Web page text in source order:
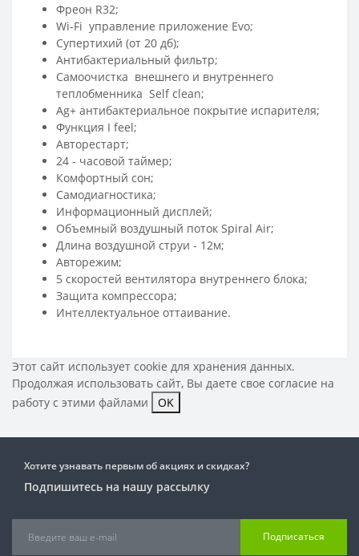
Фреон R32;
Wi-Fi управление приложение Evo;
Супертихий (от 20 дб);
Антибактериальный фильтр;
Самоочистка внешнего и внутреннего
теплобменника Self clean;
Ag+ антибактериальное покрытие испарителя;
Функция I feel;
Авторестарт;
24 - часовой таймер;
Комфортный сон;
Самодиагностика;
Информационный дисплей;
Объемный воздушный поток Spiral Air;
Длина воздушной струи - 12м;
Авторежим;
5 скоростей вентилятора внутреннего блока;
Защита компрессора;
Интеллектуальное оттаивание.
Этот сайт использует cookie для хранения данных.
Продолжая использовать сайт, Вы даете свое согласие на
работу с этими файлами
OK
Хотите узнавать первым об акциях и скидках?
Подпишитесь на нашу рассылку
Подписаться